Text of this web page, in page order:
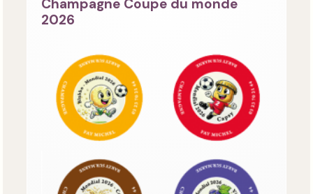
Champagne Coupe du monde
2026